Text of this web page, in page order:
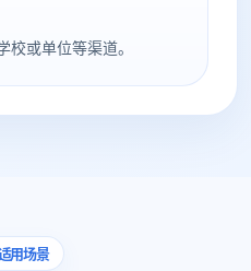
或单位等渠道。
用场景